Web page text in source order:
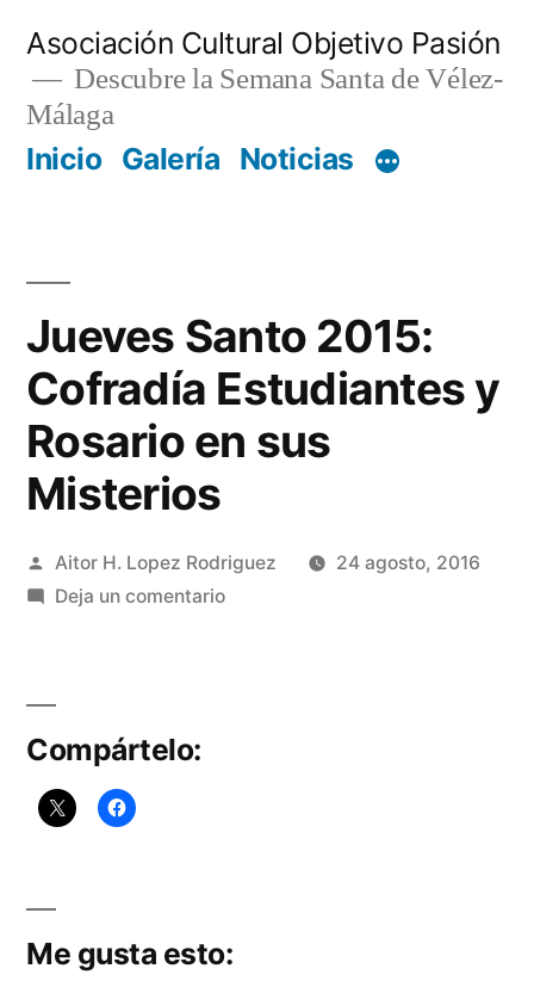
contenido
Asociación Cultural Objetivo Pasión
Descubre la Semana Santa de Vélez-
Málaga
Inicio Galería Noticias
Jueves Santo 2015:
Cofradía Estudiantes y
Rosario en sus
Misterios
Publicado
por
Aitor H. Lopez Rodriguez
24 agosto, 2016
Deja un comentarioen
Compártelo:
Me gusta esto: